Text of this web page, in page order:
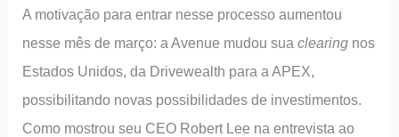
A motivação para entrar nesse processo aumentou
nesse mês de março: a Avenue mudou suaclearing nos
Estados Unidos, da Drivewealth para a APEX,
possibilitando novas possibilidades de investimentos.
Como mostrou seu CEO Robert Lee na entrevista ao